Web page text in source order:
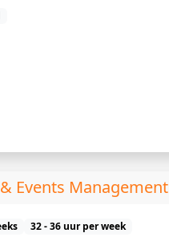
Events Management
32 - 36 uur per week